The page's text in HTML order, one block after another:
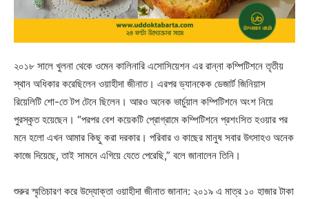
২০১৮ সালে খুলনা থেকে ওমেন কালিনারি এসোসিয়েশন এর রান্না কম্পিটিশনে তৃতীয়
স্থান অধিকার করেছিলেন ওয়াহীদা জীনাত। এরপর ড্যানকেক ডেজার্ট জিনিয়াস
রিয়েলিটি শো-তে টপ টেনে ছিলেন। আরও অনেক ভার্চুয়াল কম্পিটিশনে অংশ নিয়ে
পুরস্কৃত হয়েছেন। “পরপর বেশ কয়েকটি প্রোগ্রামে কম্পিটিশনে প্রশংসিত হওয়ার পর
মনে হলো এখন আমার কিছু করা দরকার। পরিবার ও কাছের মানুষ সবার উৎসাহও অনেক
কাজে দিয়েছে, তাই সামনে এগিয়ে যেতে পেরেছি,” বলে জানালেন তিনি।
শুরুর স্মৃতিচারণ করে উদ্যোক্তা ওয়াহীদা জীনাত জানান: ২০১৯ এ মাত্র ১০ হাজার টাকা